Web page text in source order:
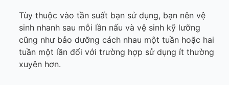
Tùy thuộc vào tần suất bạn sử dụng, bạn nên vệ
sinh nhanh sau mỗi lần nấu và vệ sinh kỹ lưỡng
cũng như bảo dưỡng cách nhau một tuần hoặc hai
tuần một lần đối với trường hợp sử dụng ít thường
xuyên hơn.